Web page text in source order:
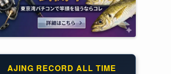
AJING RECORD ALL TIME